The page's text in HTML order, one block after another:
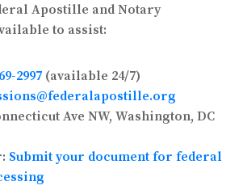
Apostille and Notary
to assist:
2997 (available 24/7)
Ave NW, Washington, DC
Submit your document for federal